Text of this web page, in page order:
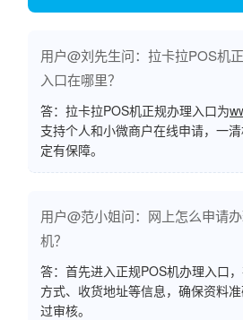
用户@刘先生问：拉卡拉POS机
入口在哪里？
答：拉卡拉POS机正规办理入口为
支持个人和小微商户在线申请，一
定有保障。
用户@范小姐问：网上怎么申请
机？
答：首先进入正规POS机办理入口
方式、收货地址等信息，确保资料
过审核。